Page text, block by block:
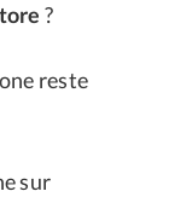
?
reste
sur